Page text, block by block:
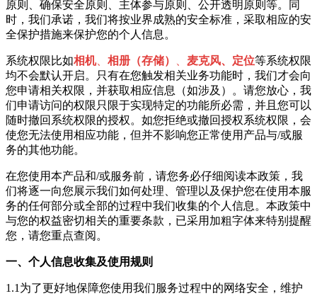
原则、确保安全原则、主体参与原则、公开透明原则等。同
时，我们承诺，我们将按业界成熟的安全标准，采取相应的安
全保护措施来保护您的个人信息。
系统权限比如相机、 相册（存储） 麦克风、定位等系统权限
均不会默认开启。只有在您触发相关业务功能时，我们才会向
您申请相关权限，并获取相应信息（如涉及）。请您放心，我
们申请访问的权限只限于实现特定的功能所必需，并且您可以
随时撤回系统权限的授权。如您拒绝或撤回授权系统权限，会
使您无法使用相应功能，但并不影响您正常使用产品与/或服
务的其他功能。
在您使用本产品和/或服务前，请您务必仔细阅读本政策，我
们将逐一向您展示我们如何处理、管理以及保护您在使用本服
务的任何部分或全部的过程中我们收集的个人信息。本政策中
与您的权益密切相关的重要条款，已采用加粗字体来特别提醒
您，请您重点查阅。
一、个人信息收集及使用规则
1.1为了更好地保障您使用我们服务过程中的网络安全，维护